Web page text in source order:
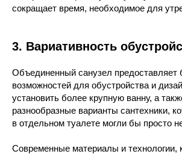
сокращает время, необходимое для
3. Вариативность
Объединенный санузел предоставляет
возможностей для обустройства и
установить более крупную ванну, а
разнообразные варианты сантехники,
в отдельном туалете могли бы просто
Современные материалы и технологии,